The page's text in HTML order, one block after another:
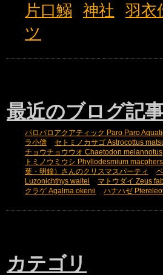
片口鰯
神社
羽衣
ツ
最近のブログ記
パロパロアクアティック Paro Paro
ラ小僧
セトミノカサゴ Astrocottus
チョウチョウウオ Chaetodon melannotus
トミノウミウシ Phyllodesmium
葉・明鐘）さんのクリスマスパーティ
Luzonichthys waitei
マトウダイ Zeus
クラゲ Agalma okenii
ハナハゼ
カテゴリ